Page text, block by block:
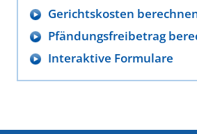
Gerichtskosten
Pfändungsfreibetrag
Interaktive Formulare